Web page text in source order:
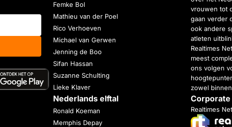
Femke Bol
Mathieu van der Poel
Rico Verhoeven
Michael van Gerwen
Jenning de Boo
Sifan Hassan
Suzanne Schulting
Lieke Klaver
Nederlands elftal
Ronald Koeman
Memphis Depay
vrouwen tot
gaan verder
ook andere
atleten
Realtimes
meest
ons volgen
zowel
Corporate
Realtimes